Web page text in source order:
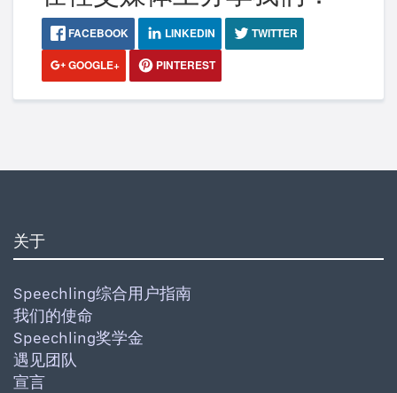
FACEBOOK LINKEDIN
TWITTER
GOOGLE+
PINTEREST
关于
Speechling综合用户指南
我们的使命
Speechling奖学金
遇见团队
宣言